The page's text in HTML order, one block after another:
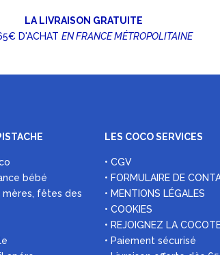
LA LIVRAISON GRATUITE
D'ACHAT EN FRANCE MÉTROPOLITAINE
bébé
mères, fêtes des
LES COCO SERVICES
• CGV
• FORMULAIRE DE
• MENTIONS LÉGALES
• COOKIES
• REJOIGNEZ LA
• Paiement sécurisé